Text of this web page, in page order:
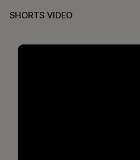
SHORTS VIDEO